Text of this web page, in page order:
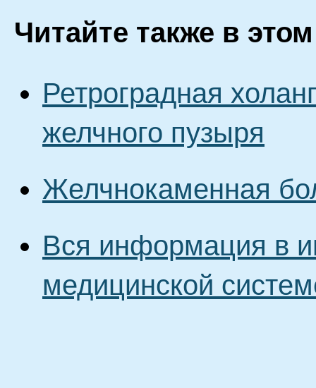
Читайте также в
Ретроградная
желчного пузыря
Желчнокаменная
Вся информация в
медицинской